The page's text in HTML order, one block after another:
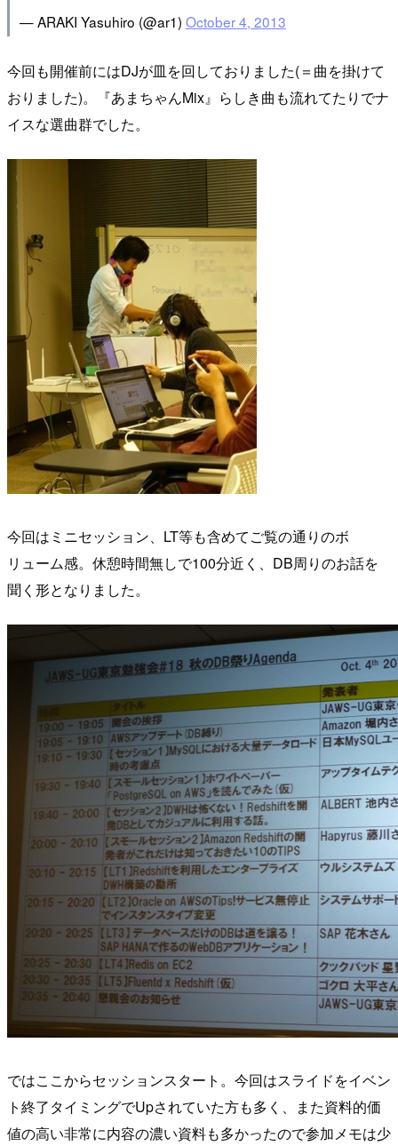
— ARAKI Yasuhiro (@ar1) October 4, 2013
今回も開催前にはDJが皿を回しておりました(＝曲を掛けて
おりました)。『あまちゃんMix』らしき曲も流れてたりでナ
イスな選曲群でした。
今回はミニセッション、LT等も含めてご覧の通りのボ
リューム感。休憩時間無しで100分近く、DB周りのお話を
聞く形となりました。
ではここからセッションスタート。今回はスライドをイベン
ト終了タイミングでUpされていた方も多く、また資料的価
値の高い非常に内容の濃い資料も多かったので参加メモは少